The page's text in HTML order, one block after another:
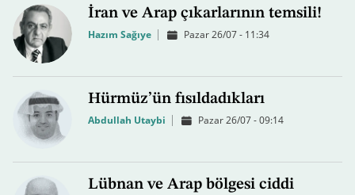
İran ve Arap çıkarlarının temsili!
Hazım Sağıye Pazar 26/07 - 11:34
Hürmüz’ün fısıldadıkları
Abdullah Utaybi Pazar 26/07 - 09:14
Lübnan ve Arap bölgesi ciddi